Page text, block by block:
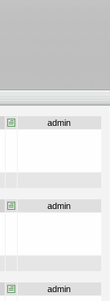
admin
admin
admin